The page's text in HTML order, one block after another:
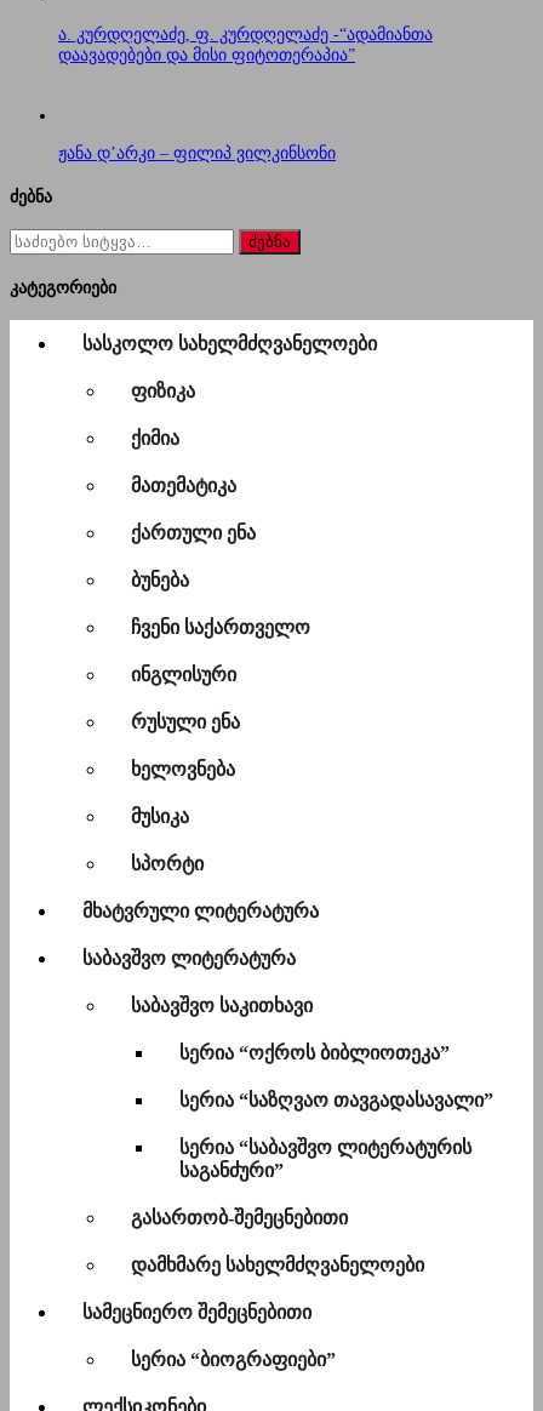
ა. კურდღელაძე, ფ. კურდღელაძე -“ადამიანთა
დაავადებები და მისი ფიტოთერაპია”
ჟანა დ’არკი – ფილიპ ვილკინსონი
ძებნა
ძებნა
for:
კატეგორიები
სასკოლო სახელმძღვანელოები
ფიზიკა
ქიმია
მათემატიკა
ქართული ენა
ბუნება
ჩვენი საქართველო
ინგლისური
რუსული ენა
ხელოვნება
მუსიკა
სპორტი
მხატვრული ლიტერატურა
საბავშვო ლიტერატურა
საბავშვო საკითხავი
სერია “ოქროს ბიბლიოთეკა”
სერია “საზღვაო თავგადასავალი”
სერია “საბავშვო ლიტერატურის
საგანძური”
გასართობ-შემეცნებითი
დამხმარე სახელმძღვანელოები
სამეცნიერო შემეცნებითი
სერია “ბიოგრაფიები”